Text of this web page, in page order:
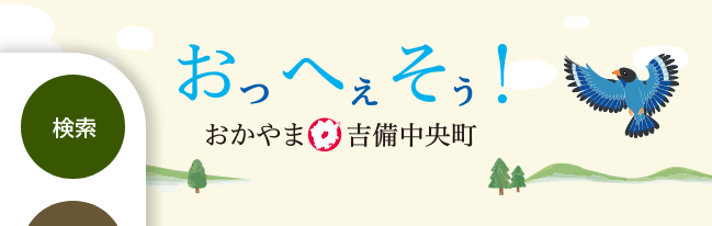
先
頭
す。
を
飛
し
検
索
メ